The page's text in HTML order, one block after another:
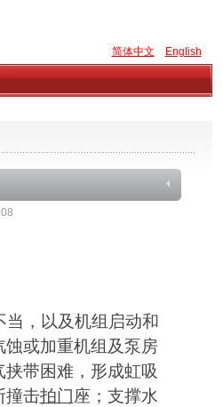
简体中文 English
，以及机组启动和
或加重机组及泵房
带困难，形成虹吸
撞击拍门 座；支撑水